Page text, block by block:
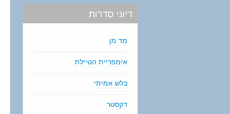
דיוני סדרות
מד מן
אימפריית הטיילת
בלש אמיתי
דקסטר